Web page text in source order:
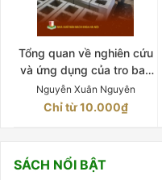
Tổng quan về nghiên cứu
và ứng dụng của tro bay
Quyển 3
Nguyễn Xuân Nguyên
Chỉ từ 10.000₫
SÁCH NỔI BẬT